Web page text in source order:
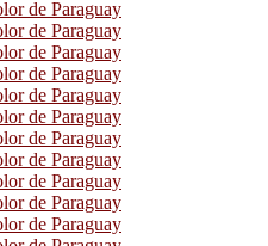
de Paraguay
de Paraguay
de Paraguay
de Paraguay
de Paraguay
de Paraguay
de Paraguay
de Paraguay
de Paraguay
de Paraguay
de Paraguay